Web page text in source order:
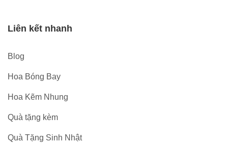
Liên kết nhanh
Blog
Hoa Bóng Bay
Hoa Kẽm Nhung
Quà tặng kèm
Quà Tặng Sinh Nhật